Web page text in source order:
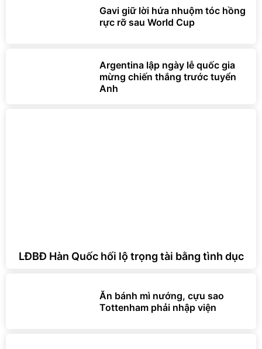
Gavi giữ lời hứa nhuộm tóc hồng
rực rỡ sau World Cup
Argentina lập ngày lễ quốc gia
mừng chiến thắng trước tuyển
Anh
LĐBĐ Hàn Quốc hối lộ trọng tài bằng tình dục
Ăn bánh mì nướng, cựu sao
Tottenham phải nhập viện